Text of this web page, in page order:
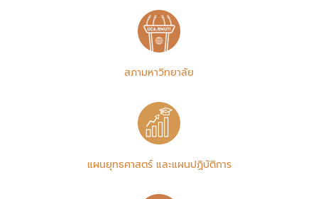
สภามหาวิทยาลัย
แผนยุทธศาสตร์ และแผนปฏิบัติการ